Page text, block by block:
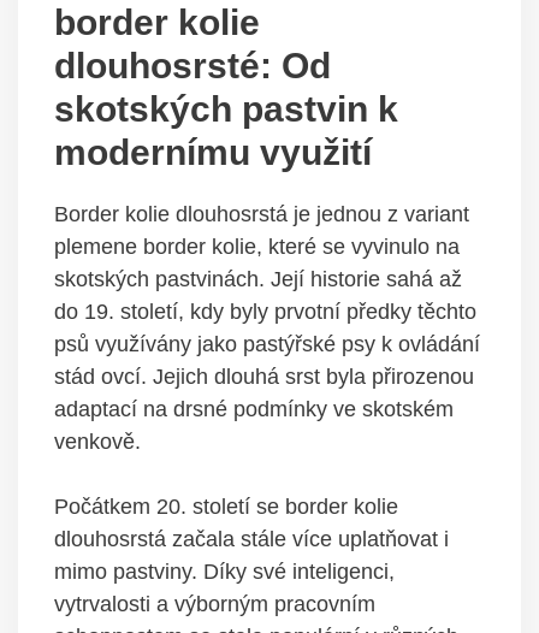
border kolie
dlouhosrsté: Od
skotských pastvin k
modernímu využití
Border kolie dlouhosrstá je jednou z variant
plemene border kolie, které se vyvinulo na
skotských pastvinách. Její historie sahá až
do 19. století, kdy byly prvotní předky těchto
psů využívány jako pastýřské psy k ovládání
stád ovcí. Jejich dlouhá srst byla přirozenou
adaptací na drsné podmínky ve skotském
venkově.
Počátkem 20. století se border kolie
dlouhosrstá začala stále více uplatňovat i
mimo pastviny. Díky své inteligenci,
vytrvalosti a výborným pracovním